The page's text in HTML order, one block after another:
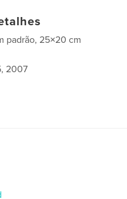
padrão, 25×20 cm
2007